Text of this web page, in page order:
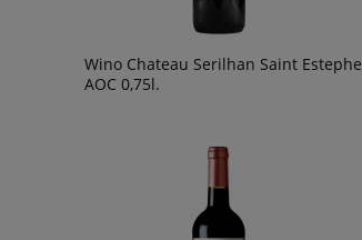
Wino Chateau Serilhan Saint Estephe
AOC 0,75l.